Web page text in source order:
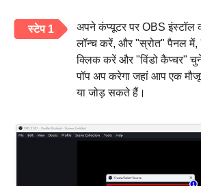
स्टेप 1
अपने कंप्यूटर पर OBS
लॉन्च करें, और "स्रोत" पैनल
क्लिक करें और "विंडो कैप्चर"
पॉप अप करेगा जहां आप एक
या जोड़ सकते हैं।